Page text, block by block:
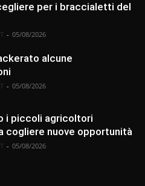
per i braccialetti del
- 05/08/2026
alcune
- 05/08/2026
i piccoli agricoltori
cogliere nuove opportunità
- 05/08/2026